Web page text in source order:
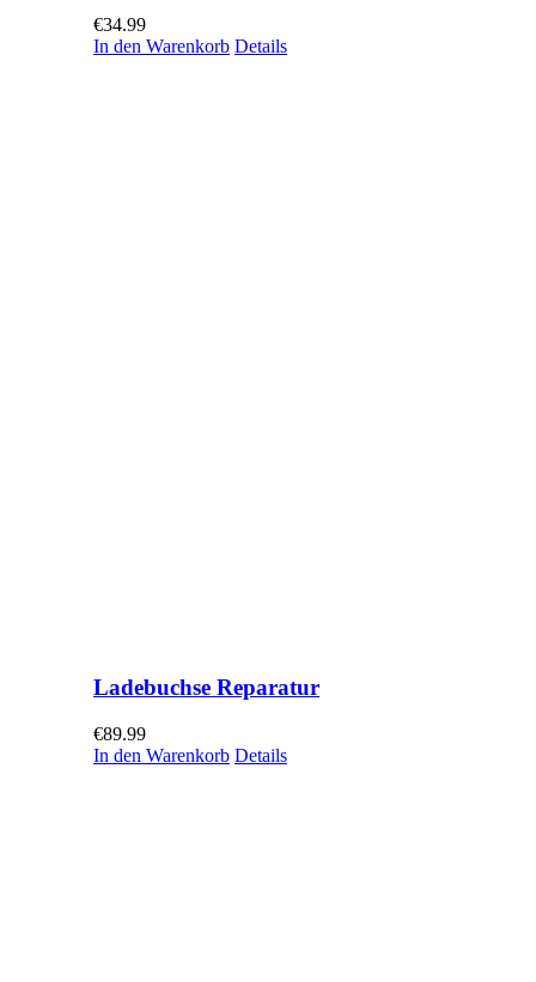
€34.99
In den Warenkorb Details
Ladebuchse Reparatur
€89.99
In den Warenkorb Details